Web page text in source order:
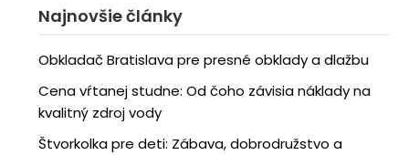
Najnovšie články
Obkladač Bratislava pre presné obklady a dlažbu
Cena vŕtanej studne: Od čoho závisia náklady na
kvalitný zdroj vody
Štvorkolka pre deti: Zábava, dobrodružstvo a